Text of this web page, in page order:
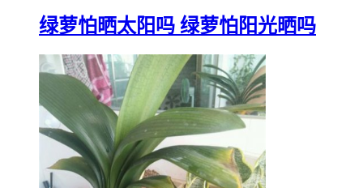
绿萝怕晒太阳吗 绿萝怕阳光晒吗